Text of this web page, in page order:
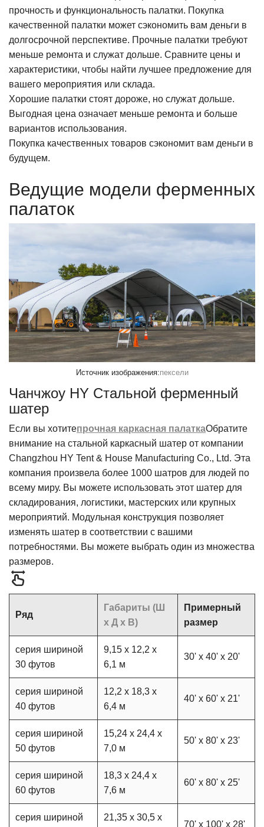
прочность и функциональность палатки. Покупка
качественной палатки может сэкономить вам деньги в
долгосрочной перспективе. Прочные палатки требуют
меньше ремонта и служат дольше. Сравните цены и
характеристики, чтобы найти лучшее предложение для
вашего мероприятия или склада.
Хорошие палатки стоят дороже, но служат дольше.
Выгодная цена означает меньше ремонта и больше
вариантов использования.
Покупка качественных товаров сэкономит вам деньги в
будущем.
Ведущие модели ферменных
палаток
Источник изображения:пексели
Чанчжоу HY Стальной ферменный
шатер
Если вы хотитепрочная каркасная палаткаОбратите
внимание на стальной каркасный шатер от компании
Changzhou HY Tent & House Manufacturing Co., Ltd. Эта
компания произвела более 1000 шатров для людей по
всему миру. Вы можете использовать этот шатер для
складирования, логистики, мастерских или крупных
мероприятий. Модульная конструкция позволяет
изменять шатер в соответствии с вашими
потребностями. Вы можете выбрать один из множества
размеров.
Ряд
Габариты (Ш
x Д x В)
Примерный
размер
серия шириной
30 футов
9,15 x 12,2 x
6,1 м
30' x 40' x 20'
серия шириной
40 футов
12,2 x 18,3 x
6,4 м
40' x 60' x 21'
серия шириной
50 футов
15,24 x 24,4 x
7,0 м
50' x 80' x 23'
серия шириной
60 футов
18,3 x 24,4 x
7,6 м
60' x 80' x 25'
серия шириной
21,35 x 30,5 x
70' x 100' x 28'